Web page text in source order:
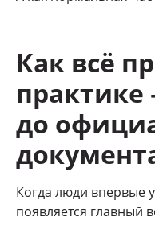
Как всё
практике
до
Когда люди впервые
появляется главный